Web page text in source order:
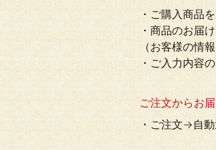
・ご購入商品
・商品のお届
（お客様の情
・ご入力内容
ご注文からお
・ご注文→自